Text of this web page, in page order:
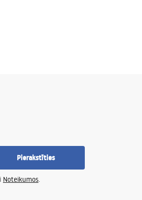
Pierakstīties
Noteikumos.